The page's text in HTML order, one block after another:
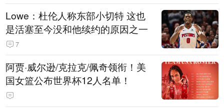
Lowe：杜伦人称东部小切特 这也
是活塞至今没和他续约的原因之一
7
阿贾·威尔逊/克拉克/佩奇领衔！美
国女篮公布世界杯12人名单！